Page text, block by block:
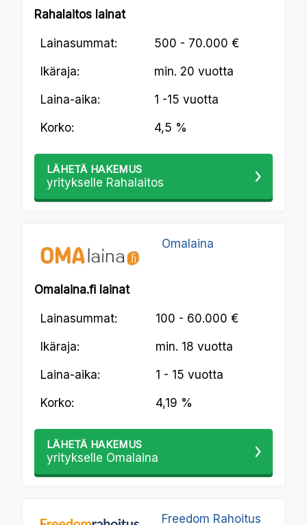
Rahalaitos lainat
Lainasummat: 500 - 70.000 €
Ikäraja: min. 20 vuotta
Laina-aika: 1 -15 vuotta
Korko: 4,5 %
LÄHETÄ HAKEMUS
yritykselle Rahalaitos
Omalaina
Omalaina.fi lainat
Lainasummat: 100 - 60.000 €
Ikäraja: min. 18 vuotta
Laina-aika: 1 - 15 vuotta
Korko: 4,19 %
LÄHETÄ HAKEMUS
yritykselle Omalaina
Freedom Rahoitus